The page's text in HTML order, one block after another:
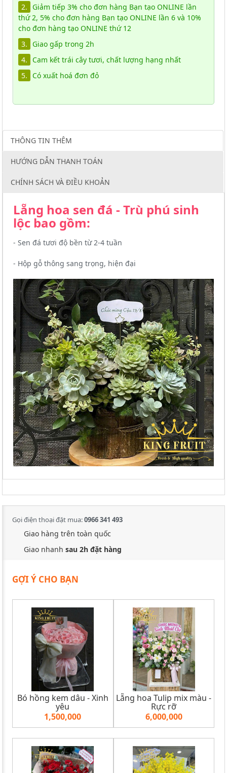
2.
Giảm tiếp 3% cho đơn hàng Bạn tạo ONLINE lần
thứ 2, 5% cho đơn hàng Bạn tạo ONLINE lần 6 và 10%
cho đơn hàng tạo ONLINE thứ 12
3.
Giao gấp trong 2h
4.
Cam kết trái cây tươi, chất lượng hạng nhất
5.
Có xuất hoá đơn đỏ
THÔNG TIN THÊM
HƯỚNG DẪN THANH TOÁN
CHÍNH SÁCH VÀ ĐIỀU KHOẢN
Lẵng hoa sen đá - Trù phú sinh
lộc bao gồm:
- Sen đá tươi độ bền từ 2-4 tuần
- Hộp gỗ thông sang trọng, hiện đại
Gọi điện thoại đặt mua:0966 341 493
Giao hàng trên toàn quốc
Giao nhanh sau 2h đặt hàng
GỢI Ý CHO BẠN
Bó hồng kem dâu - Xinh
yêu
1,500,000
Lẵng hoa Tulip mix màu -
Rực rỡ
6,000,000